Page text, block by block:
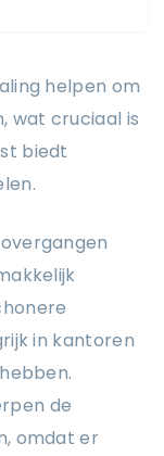
helpen om
wat cruciaal is
biedt
in kantoren
de
omdat er